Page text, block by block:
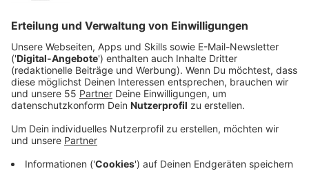
Die Stadt Krefeld baut ihre sportmotorischen Tests
an Grundschulen weiter aus. Ziel ist es, den
Fitnesszustand von Kindern besser zu erfassen und
gewinnen. Koordiniert werden die Tests vom
Fachbereich Schule sowie vom Pädagogischen und
Psychologischen Dienst.